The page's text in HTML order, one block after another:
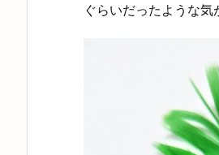
ぐらいだったような気